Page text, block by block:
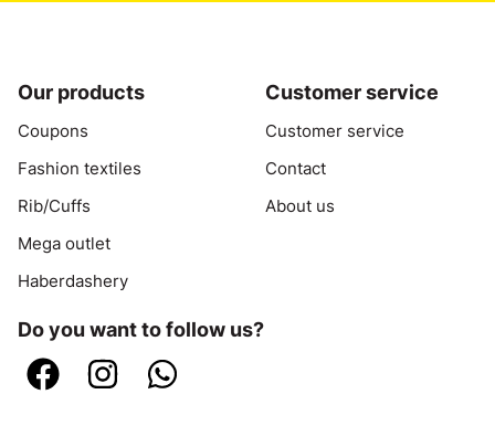
Our products
Coupons
Fashion textiles
Rib/Cuffs
Mega outlet
Haberdashery
Customer service
Customer service
Contact
About us
Do you want to follow us?